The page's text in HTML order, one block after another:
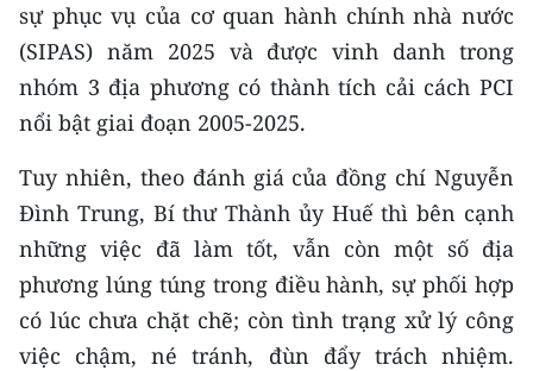
Media Kinh tế
Media Văn hóa
Media Xã hội
Media Pháp luật
Media Du lịch
Media Thế giới
Media Thể thao
sự phục vụ của cơ quan hành chính nhà nước
(SIPAS) năm 2025 và được vinh danh trong
nhóm 3 địa phương có thành tích cải cách PCI
nổi bật giai đoạn 2005-2025.
Tuy nhiên, theo đánh giá của đồng chí Nguyễn
Đình Trung, Bí thư Thành ủy Huế thì bên cạnh
những việc đã làm tốt, vẫn còn một số địa
phương lúng túng trong điều hành, sự phối hợp
có lúc chưa chặt chẽ; còn tình trạng xử lý công
việc chậm, né tránh, đùn đẩy trách nhiệm.